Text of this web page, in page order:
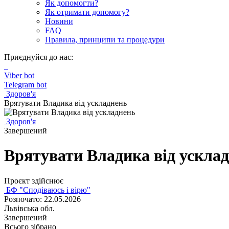
Як допомогти?
Як отримати допомогу?
Новини
FAQ
Правила, принципи та процедури
Приєднуйся до нас:
Viber bot
Telegram bot
Здоров'я
Врятувати Владика від ускладнень
Здоров'я
Завершений
Врятувати Владика від
Проєкт здійснює
БФ "Сподіваюсь і вірю"
Розпочато: 22.05.2026
Львівська обл.
Завершений
Всього зібрано